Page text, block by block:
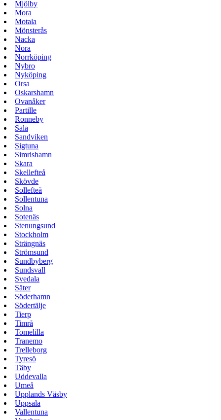
Mjölby
Mora
Motala
Mönsterås
Nacka
Nora
Norrköping
Nybro
Nyköping
Orsa
Oskarshamn
Ovanåker
Partille
Ronneby
Sala
Sandviken
Sigtuna
Simrishamn
Skara
Skellefteå
Skövde
Sollefteå
Sollentuna
Solna
Sotenäs
Stenungsund
Stockholm
Strängnäs
Strömsund
Sundbyberg
Sundsvall
Svedala
Säter
Söderhamn
Södertälje
Tierp
Timrå
Tomelilla
Tranemo
Trelleborg
Tyresö
Täby
Uddevalla
Umeå
Upplands Väsby
Uppsala
Vallentuna